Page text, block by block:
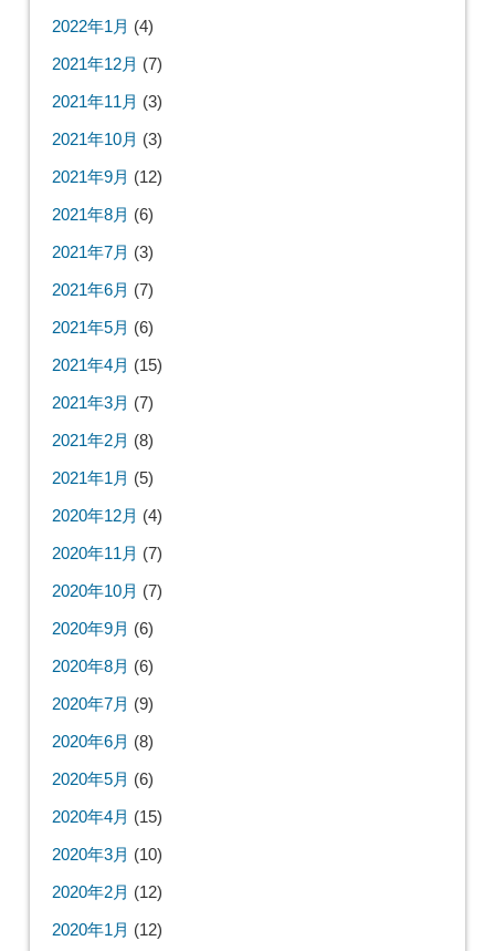
2022年1月 (4)
2021年12月 (7)
2021年11月 (3)
2021年10月 (3)
2021年9月 (12)
2021年8月 (6)
2021年7月 (3)
2021年6月 (7)
2021年5月 (6)
2021年4月 (15)
2021年3月 (7)
2021年2月 (8)
2021年1月 (5)
2020年12月 (4)
2020年11月 (7)
2020年10月 (7)
2020年9月 (6)
2020年8月 (6)
2020年7月 (9)
2020年6月 (8)
2020年5月 (6)
2020年4月 (15)
2020年3月 (10)
2020年2月 (12)
2020年1月 (12)